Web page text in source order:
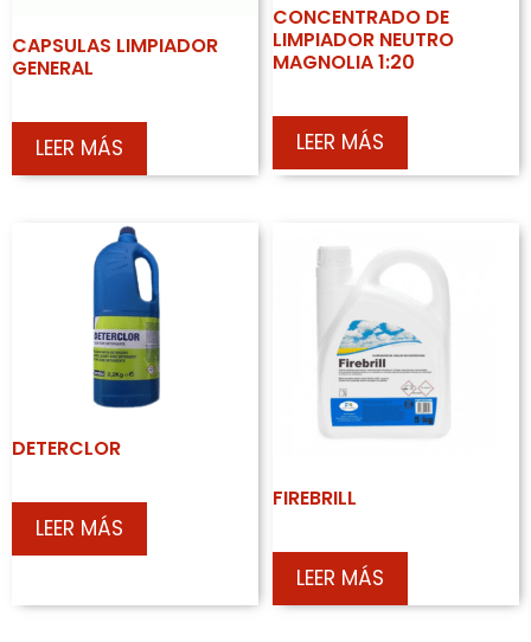
CAPSULAS LIMPIADOR
GENERAL
LEER MÁS
CONCENTRADO DE
LIMPIADOR NEUTRO
MAGNOLIA 1:20
LEER MÁS
DETERCLOR
LEER MÁS
FIREBRILL
LEER MÁS